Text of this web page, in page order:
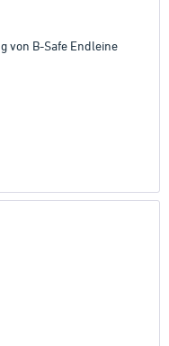
von B-Safe Endleine